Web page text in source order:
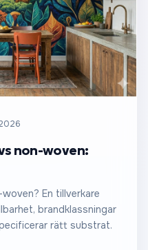
non-woven:
En tillverkare
brandklassningar
rätt substrat.